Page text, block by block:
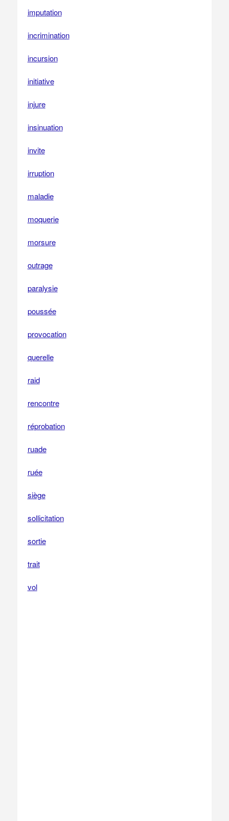
imputation
incrimination
incursion
initiative
injure
insinuation
invite
irruption
maladie
moquerie
morsure
outrage
paralysie
poussée
provocation
querelle
raid
rencontre
réprobation
ruade
ruée
siège
sollicitation
sortie
trait
vol